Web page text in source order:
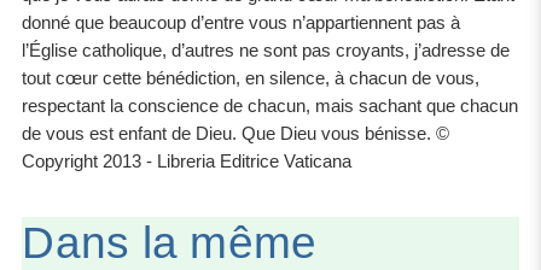
donné que beaucoup d’entre vous n’appartiennent pas à
l’Église catholique, d’autres ne sont pas croyants, j’adresse de
tout cœur cette bénédiction, en silence, à chacun de vous,
respectant la conscience de chacun, mais sachant que chacun
de vous est enfant de Dieu. Que Dieu vous bénisse. ©
Copyright 2013 - Libreria Editrice Vaticana
Dans la même